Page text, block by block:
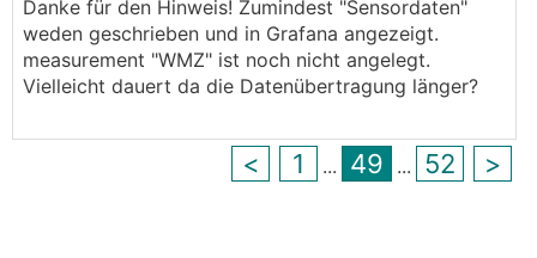
Danke für den Hinweis! Zumindest "Sensordaten"
weden geschrieben und in Grafana angezeigt.
measurement "WMZ" ist noch nicht angelegt.
Vielleicht dauert da die Datenübertragung länger?
< 1 ... 49 ... 52 >